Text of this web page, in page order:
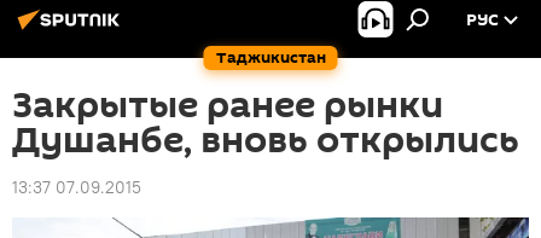
Таджикистан
РУС
Закрытые ранее рынки
Душанбе, вновь открылись
13:37 07.09.2015